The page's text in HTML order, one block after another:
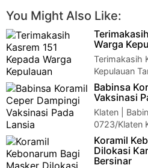
You Might Also Like:
Warga
Terimakasih
Kepulauan
Staf Korem (Kasrem) 151/Binaiya
Babinsa
Vaksinasi
Klaten |
0723/Klaten
melaksanakan kegiatanKoramil
Dilokasi
Bersinar